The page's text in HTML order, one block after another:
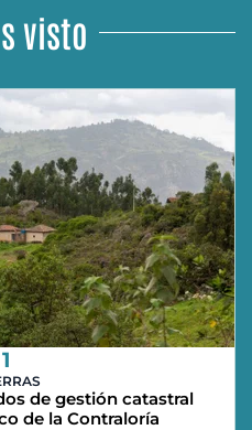
visto
1
de gestión catastral
de la Contraloría